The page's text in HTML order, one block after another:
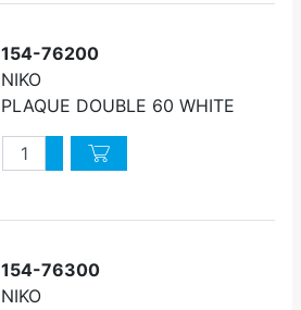
154-76200
NIKO
PLAQUE DOUBLE 60 WHITE
QuantitéAugmenter quantité
Diminuer quantité
154-76300
NIKO